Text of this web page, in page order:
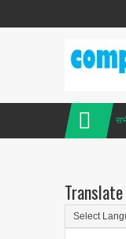
Translate